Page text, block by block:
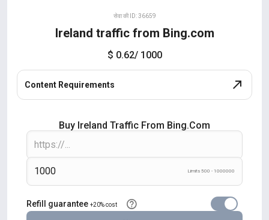
सेवा की ID: 36659
Ireland traffic from Bing.com
$ 0.62/ 1000
Content Requirements
Buy Ireland Traffic From Bing.com
Limits 500 - 1000000
Refill guarantee +20% cost